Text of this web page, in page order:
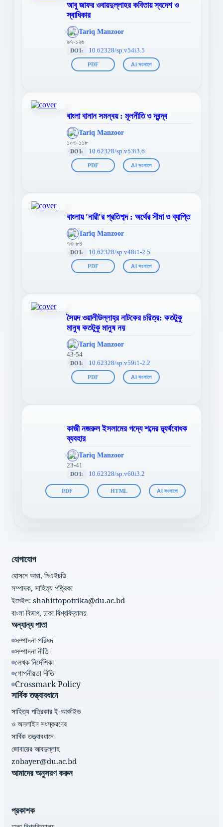
আবু জাফর ওবায়দুল্লাহর কবিতায় স্বদেশ ও
স্বাধিকার
';
};">
Tariq Manzoor
৯৭-১২৬
DOI: 10.62328/sp.v54i3.5
PDF AI সংলাপে
বাংলা বানান সমন্বয় : মূলনীতি ও দ্বন্দ্ব
';
};">
Tariq Manzoor
১০৩-১১৮
DOI: 10.62328/sp.v53i3.6
PDF AI সংলাপে
বাংলায় 'নারী'র প্রতিশব্দ : অর্থের সীমা ও ব্যাপ্তি
';
};">
Tariq Manzoor
৭৩-৮৪
DOI: 10.62328/sp.v48i1-2.5
PDF AI সংলাপে
সৈয়দ ওয়ালীউল্লাহ্‌র নাটকের চরিত্র: কতটুকু
মানুষ কতটুকু মানুষ নয়
';
};">
Tariq Manzoor
43-54
DOI: 10.62328/sp.v59i1-2.2
PDF AI সংলাপে
কাজী নজরুল ইসলামের গদ্যে শব্দের দ্ব্যর্থবোধক
ব্যবহার
';
};">
Tariq Manzoor
23-41
DOI: 10.62328/sp.v60i3.2
PDF HTML AI সংলাপে
যোগাযোগ
হোসনে আরা, পিএইচডি
সম্পাদক, সাহিত্য পত্রিকা
ইমেইল: shahittopotrika@du.ac.bd
বাংলা বিভাগ, ঢাকা বিশ্ববিদ্যালয়
অন্যান্য পাতা
সম্পাদনা পরিষদ
সম্পাদনা নীতি
লেখক নির্দেশিকা
গোপনীয়তা নীতি
Crossmark Policy
সার্বিক তত্ত্বাবধানে
সাহিত্য পত্রিকার ই-আর্কাইভ
ও অনলাইন সংস্করণের
সার্বিক তত্ত্বাবধানে
জোবায়ের আবদুল্লাহ
zobayer@du.ac.bd
আমাদের অনুসরণ করুন
প্রকাশক